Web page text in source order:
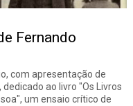
Fernando
com apresentação de
ao livro "Os Livros
um ensaio crítico de